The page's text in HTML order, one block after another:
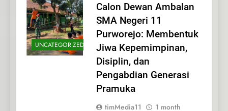
UNCATEGORIZED
Calon Dewan Ambalan
SMA Negeri 11
Purworejo: Membentuk
Jiwa Kepemimpinan,
Disiplin, dan
Pengabdian Generasi
Pramuka
timMedia11
1 month